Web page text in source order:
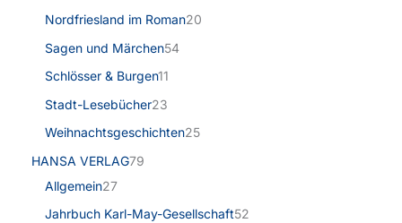
Nordfriesland im Roman20
Sagen und Märchen54
Schlösser & Burgen11
Stadt-Lesebücher23
Weihnachtsgeschichten25
HANSA VERLAG79
Allgemein27
Jahrbuch Karl-May-Gesellschaft52